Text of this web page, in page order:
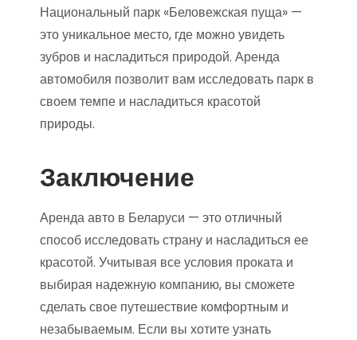
Национальный парк «Беловежская пуща» —
это уникальное место, где можно увидеть
зубров и насладиться природой. Аренда
автомобиля позволит вам исследовать парк в
своем темпе и насладиться красотой
природы.
Заключение
Аренда авто в Беларуси — это отличный
способ исследовать страну и насладиться ее
красотой. Учитывая все условия проката и
выбирая надежную компанию, вы сможете
сделать свое путешествие комфортным и
незабываемым. Если вы хотите узнать